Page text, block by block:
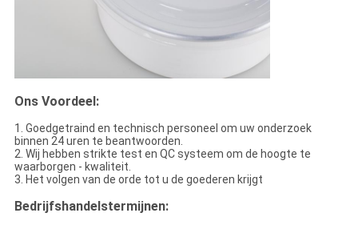
Ons Voordeel:
1. Goedgetraind en technisch personeel om uw onderzoek
binnen 24 uren te beantwoorden.
2. Wij hebben strikte test en QC systeem om de hoogte te
waarborgen - kwaliteit.
3. Het volgen van de orde tot u de goederen krijgt
Bedrijfshandelstermijnen: